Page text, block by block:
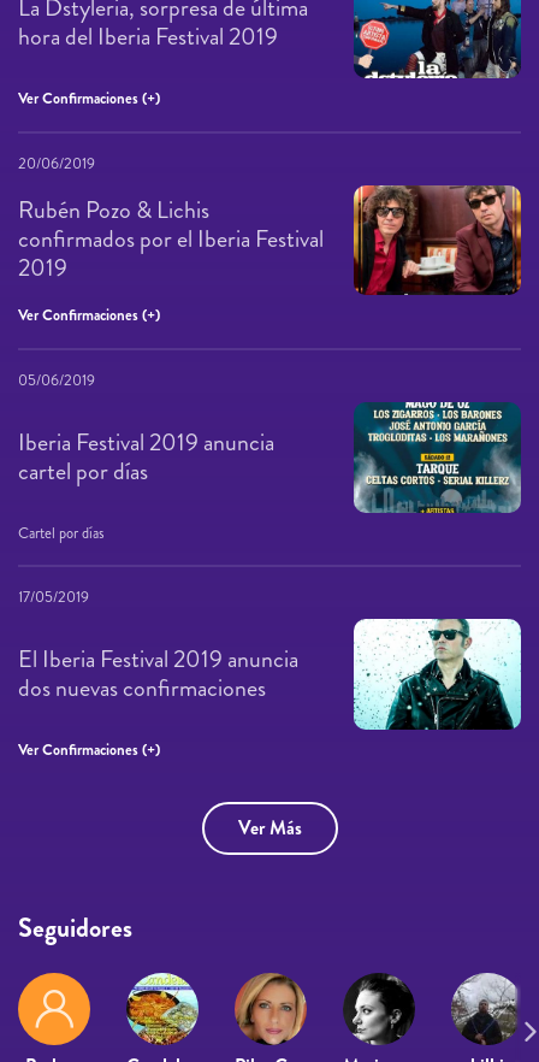
La Dstyleria, sorpresa de última
hora del Iberia Festival 2019
Ver Confirmaciones (+)
20/06/2019
Rubén Pozo & Lichis
confirmados por el Iberia Festival
2019
Ver Confirmaciones (+)
05/06/2019
Iberia Festival 2019 anuncia
cartel por días
Cartel por días
17/05/2019
El Iberia Festival 2019 anuncia
dos nuevas confirmaciones
Ver Confirmaciones (+)
Ver Más
Seguidores